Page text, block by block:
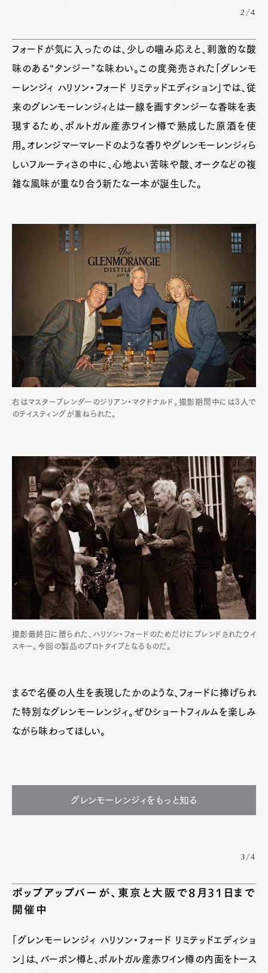
Art&DesignWatchFashion
GourmetCars
ProductCulture Lifestyle
Official Columnist
About
Contact
Pen international Pen tw
2/4
フォードが気に入ったのは、少しの噛み応えと、刺激的な酸
味のある“タンジー”な味わい。この度発売された「グレンモ
ーレンジィ ハリソン・フォード リミテッドエディション」では、従
来のグレンモーレンジィとは一線を画すタンジーな香味を表
現するため、ポルトガル産赤ワイン樽で熟成した原酒を使
用。オレンジマーマレードのような香りやグレンモーレンジィら
しいフルーティさの中に、心地よい苦味や酸、オークなどの複
雑な風味が重なり合う新たな一本が誕生した。
右はマスターブレンダーのジリアン・マクドナルド。撮影期間中には3人で
のテイスティングが重ねられた。
撮影最終日に贈られた、ハリソン・フォードのためだけにブレンドされたウイ
スキー。今回の製品のプロトタイプとなるものだ。
まるで名優の人生を表現したかのような、フォードに捧げられ
た特別なグレンモーレンジィ。ぜひショートフィルムを楽しみ
ながら味わってほしい。
グレンモーレンジィをもっと知る
3/4
ポップアップバーが、東京と大阪で8月31日まで
開催中
「グレンモーレンジィ ハリソン・フォード リミテッドエディショ
ン」は、バーボン樽と、ポルトガル産赤ワイン樽の内面をトース